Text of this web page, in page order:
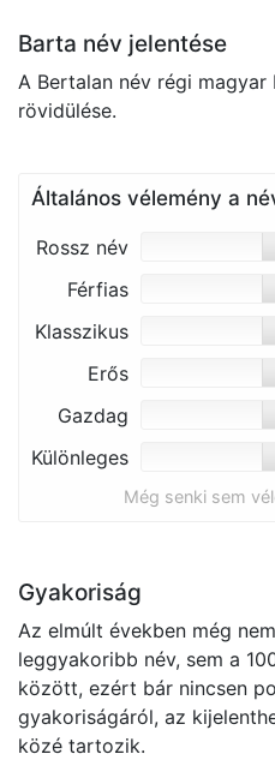
Barta név jelentése
A Bertalan név régi
rövidülése.
Általános vélemény a
Rossz név
Férfias
Klasszikus
Erős
Gazdag
Különleges
Még senki sem
Gyakoriság
Az elmúlt években még
leggyakoribb név, sem a
között, ezért bár nincsen
gyakoriságáról, az
közé tartozik.